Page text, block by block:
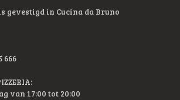
gevestigd in Cucina da Bruno
666
van 17:00 tot 20:00